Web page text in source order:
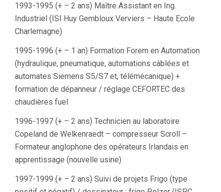
1993-1995 (+ – 2 ans) Maître Assistant en Ing.
Industriel (ISI Huy Gembloux Verviers – Haute Ecole
Charlemagne)
1995-1996 (+ – 1 an) Formation Forem en Automation
(hydraulique, pneumatique, automations câblées et
automates Siemens S5/S7 et, télémécanique) +
formation de dépanneur / réglage CEFORTEC des
chaudières fuel
1996-1997 (+ – 2 ans) Technicien au laboratoire
Copeland de Welkenraedt – compresseur Scroll –
Formateur anglophone des opérateurs Irlandais en
apprentissage (nouvelle usine)
1997-1999 (+ – 2 ans) Suivi de projets Frigo (type